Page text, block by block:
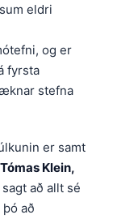
eldri
og er
fyrsta
stefna
er samt
Tómas Klein,
að allt sé
þó að